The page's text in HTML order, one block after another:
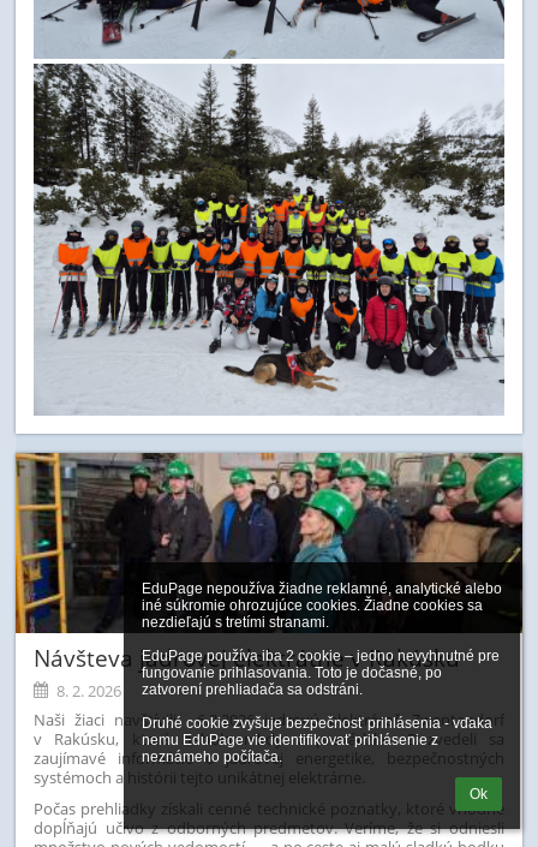
EduPage nepoužíva žiadne reklamné, analytické alebo
iné súkromie ohrozujúce cookies. Žiadne cookies sa
nezdieľajú s tretími stranami.
EduPage používa iba 2 cookie – jedno nevyhnutné pre
fungovanie prihlasovania. Toto je dočasné, po
zatvorení prehliadača sa odstráni.
Druhé cookie zvyšuje bezpečnosť prihlásenia - vďaka
nemu EduPage vie identifikovať prihlásenie z
neznámeho počítača.
Ok
Návšteva jadrovej elektrátne v Rakúsku
8. 2. 2026
Naši žiaci navštívili 6.2.2026 jadrovú elektráreň Zwentendorf
v Rakúsku, ktorá nebola nikdy v prevádzke. Dozvedeli sa
zaujímavé informácie o jadrovej energetike, bezpečnostných
systémoch a histórii tejto unikátnej elektrárne.
Počas prehliadky získali cenné technické poznatky, ktoré vhodne
dopĺňajú učivo z odborných predmetov. Veríme, že si odniesli